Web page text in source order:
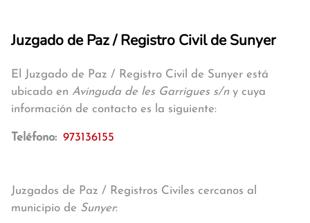
Juzgado de Paz / Registro Civil de Sunyer
El Juzgado de Paz / Registro Civil de Sunyer está
ubicado en Avinguda de les Garrigues s/ny cuya
información de contacto es la siguiente:
Teléfono: 973136155
Juzgados de Paz / Registros Civiles cercanos al
municipio de Sunyer: